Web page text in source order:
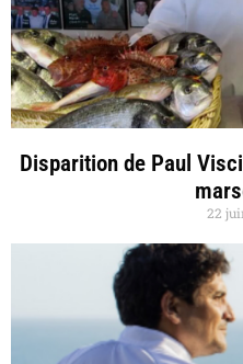
Disparition de Paul
22